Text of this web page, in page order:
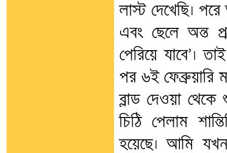
লাস্ট দেখেছি।
এবং ছেলে অন্ত
পেরিয়ে যাবে’।
পর ৬ই ফেব্রুয়ারি
ব্লাড দেওয়া
চিঠি পেলাম
হয়েছে। আমি